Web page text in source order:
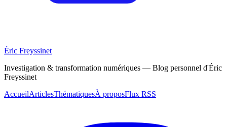
Éric Freyssinet
Investigation & transformation numériques — Blog personnel d'Éric
Freyssinet
AccueilArticlesThématiquesÀ proposFlux RSS